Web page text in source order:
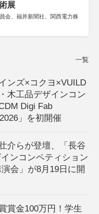
展
会、福井新聞社、関西電力株
一覧
ンズ×コクヨ×VUILD
木工品デザインコン
Digi Fab
」を初開催
介らが登壇、「長谷
ンコンペティション
会」が8月19日に開
賞金100万円！学生